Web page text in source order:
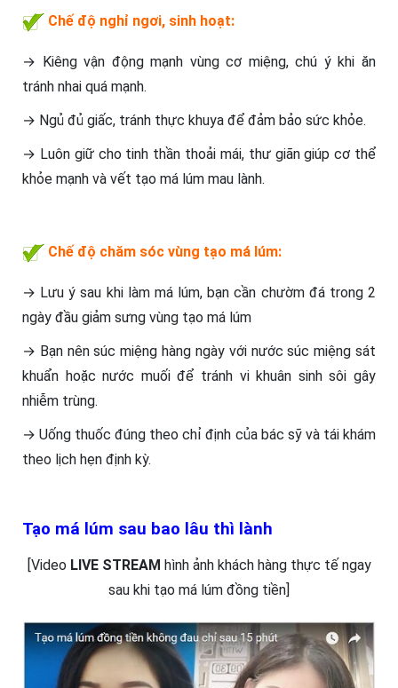
Chế độ nghỉ ngơi, sinh hoạt:
→ Kiêng vận động mạnh vùng cơ miệng, chú ý khi ăn
tránh nhai quá mạnh.
→ Ngủ đủ giấc, tránh thực khuya để đảm bảo sức khỏe.
→ Luôn giữ cho tinh thần thoải mái, thư giãn giúp cơ thể
khỏe mạnh và vết tạo má lúm mau lành.
Chế độ chăm sóc vùng tạo má lúm:
→ Lưu ý sau khi làm má lúm, bạn cần chườm đá trong 2
ngày đầu giảm sưng vùng tạo má lúm
→ Bạn nên súc miệng hàng ngày với nước súc miệng sát
khuẩn hoặc nước muối để tránh vi khuân sinh sôi gây
nhiễm trùng.
→ Uống thuốc đúng theo chỉ định của bác sỹ và tái khám
theo lịch hẹn định kỳ.
Tạo má lúm sau bao lâu thì lành
[Video LIVE STREAM hình ảnh khách hàng thực tế ngay
sau khi tạo má lúm đồng tiền]